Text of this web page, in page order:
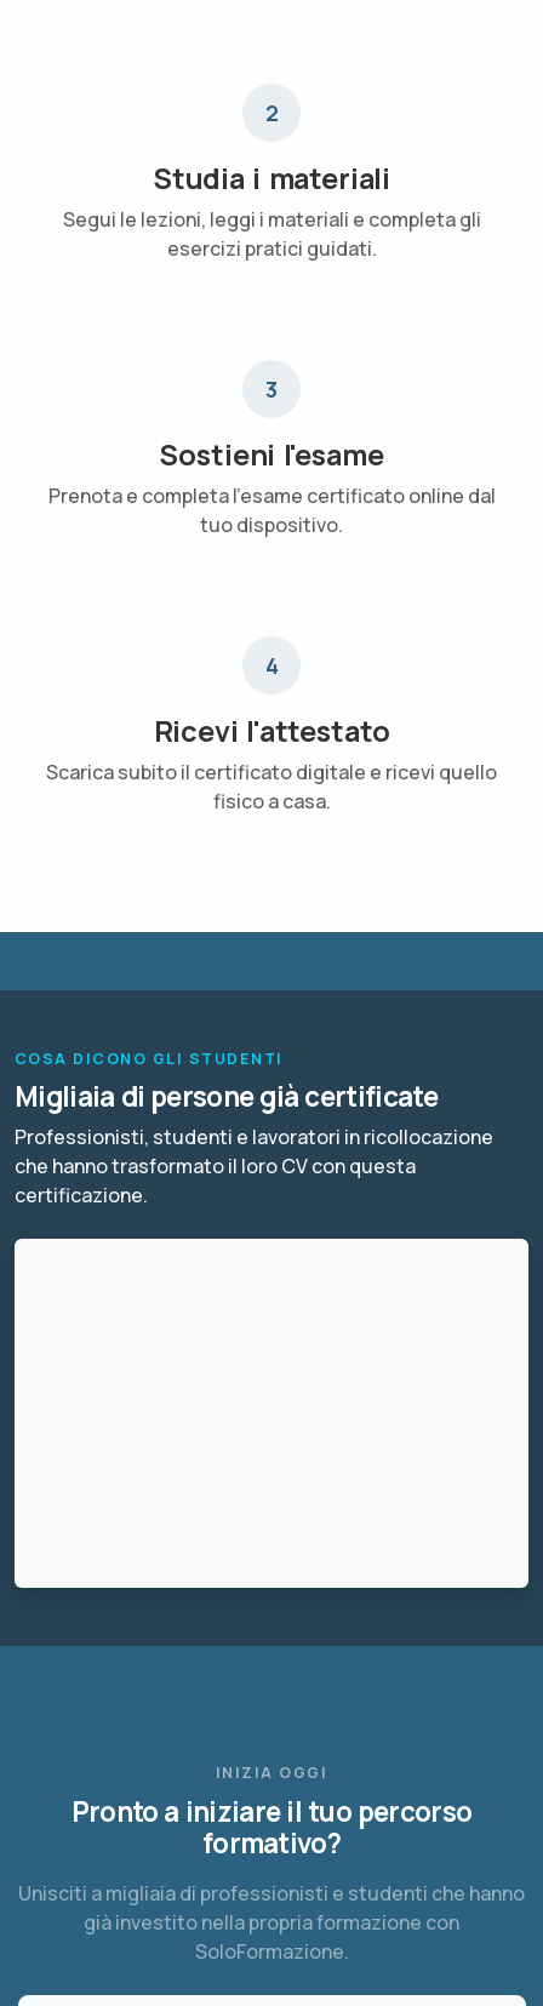
2
Studia i materiali
Segui le lezioni, leggi i materiali e completa gli
esercizi pratici guidati.
3
Sostieni l'esame
Prenota e completa l'esame certificato online dal
tuo dispositivo.
4
Ricevi l'attestato
Scarica subito il certificato digitale e ricevi quello
fisico a casa.
COSA DICONO GLI STUDENTI
Migliaia di persone già certificate
Professionisti, studenti e lavoratori in ricollocazione
che hanno trasformato il loro CV con questa
certificazione.
INIZIA OGGI
Pronto a iniziare il tuo percorso
formativo?
Unisciti a migliaia di professionisti e studenti che hanno
già investito nella propria formazione con
SoloFormazione.